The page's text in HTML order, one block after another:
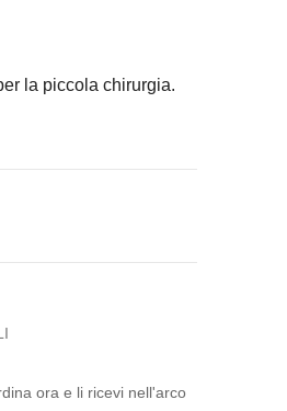
la piccola chirurgia.
ora e li ricevi nell'arco